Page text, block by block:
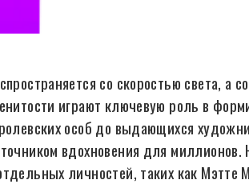
со скоростью света, а
играют ключевую роль в
особ до выдающихся
вдохновения для миллионов.
личностей, таких как